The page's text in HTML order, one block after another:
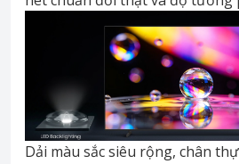
Dải màu sắc siêu rộng, chân